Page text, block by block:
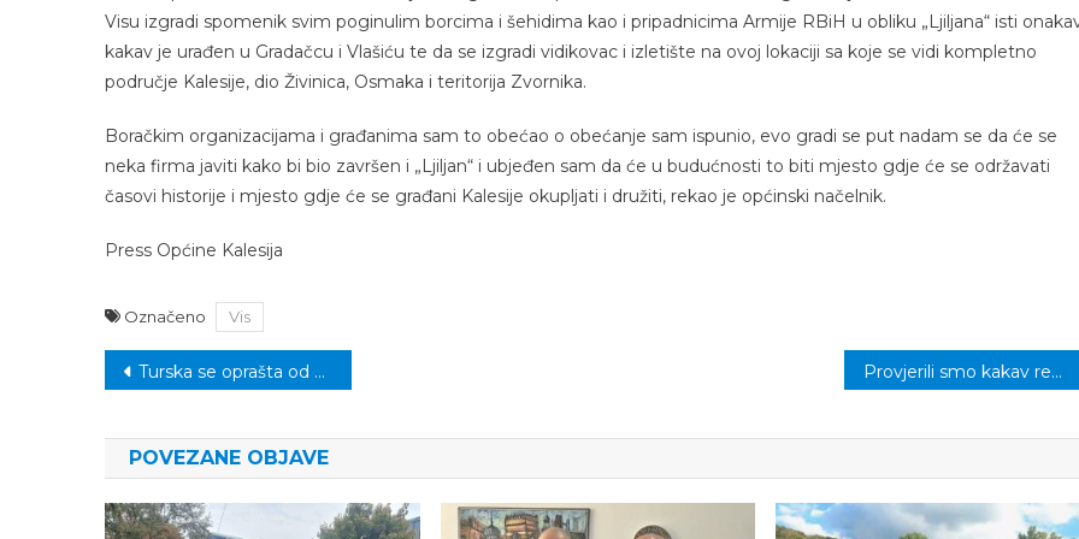
Visu izgradi spomenik svim poginulim borcima i šehidima kao i pripadnicima Armije RBiH u obliku „Ljiljana“ isti
kakav je urađen u Gradačcu i Vlašiću te da se izgradi vidikovac i izletište na ovoj lokaciji sa koje se vidi kompletno
područje Kalesije, dio Živinica, Osmaka i teritorija Zvornika.
Boračkim organizacijama i građanima sam to obećao o obećanje sam ispunio, evo gradi se put nadam se da će se
neka firma javiti kako bi bio završen i „Ljiljan“ i ubjeđen sam da će u budućnosti to biti mjesto gdje će se održavati
časovi historije i mjesto gdje će se građani Kalesije okupljati i družiti, rekao je općinski načelnik.
Press Općine Kalesija
Označeno Vis
Navigacija
Turska se oprašta od Asima Parsa: “Bio je jedan od najvažnijih za tursku košarku” Provjerili smo kakav rezultat na izborima očekuju političke partije u Kalesiji
POVEZANE OBJAVE